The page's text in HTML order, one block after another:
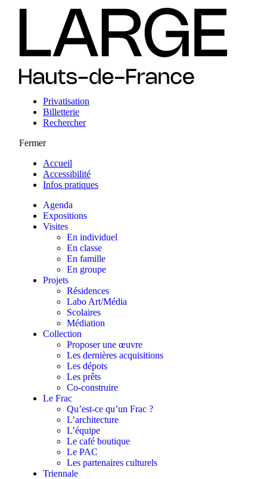
Privatisation
Billetterie
Rechercher
Fermer
Accueil
Accessibilité
Infos pratiques
Agenda
Expositions
Visites
En individuel
En classe
En famille
En groupe
Projets
Résidences
Labo Art/Média
Scolaires
Médiation
Collection
Proposer une œuvre
Les dernières acquisitions
Les dépots
Les prêts
Co-construire
Le Frac
Qu’est-ce qu’un Frac ?
L’architecture
L’équipe
Le café boutique
Le PAC
Les partenaires culturels
Triennale